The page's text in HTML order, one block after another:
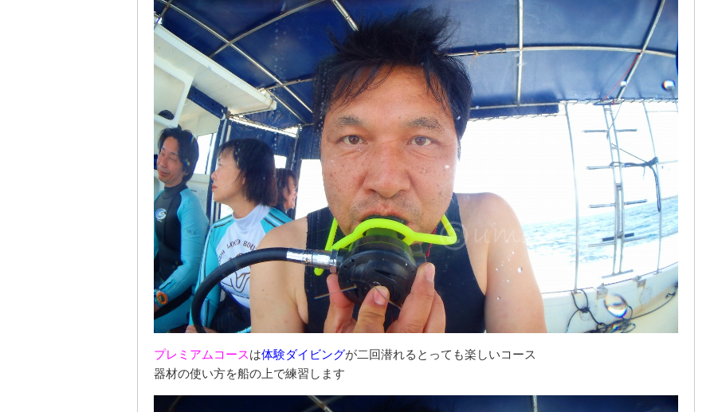
プレミアムコースは体験ダイビングが二回潜れるとっても楽しいコース
器材の使い方を船の上で練習します